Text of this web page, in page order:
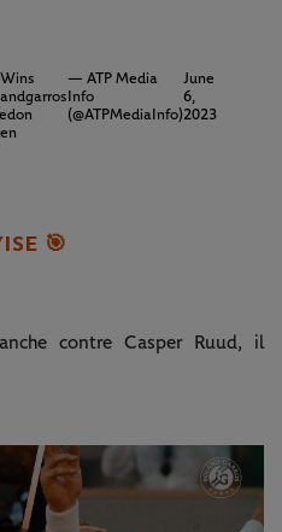
— ATP Media
Info
(@ATPMediaInfo)
June
6,
2023
🎯
contre Casper Ruud, il